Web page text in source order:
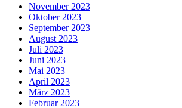
November 2023
Oktober 2023
September 2023
August 2023
Juli 2023
Juni 2023
Mai 2023
April 2023
März 2023
Februar 2023